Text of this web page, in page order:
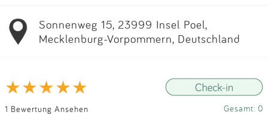
Sonnenweg 15, 23999 Insel Poel,
Mecklenburg-Vorpommern, Deutschland
1 Bewertung Ansehen Gesamt: 0